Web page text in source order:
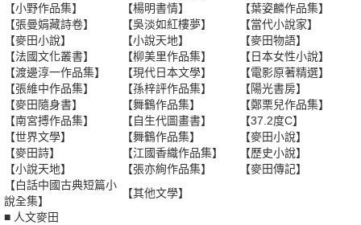
【小野作品集】
【楊明書情】
【葉姿麟作品集】
【張曼娟藏詩卷】
【吳淡如紅樓夢】
【當代小說家】
【麥田小說】
【小說天地】
【麥田物語】
【法國文化叢書】
【柳美里作品集】
【日本女性小說】
【渡邊淳一作品集】
【現代日本文學】
【電影原著精選】
【張維中作品集】
【孫梓評作品集】
【陽光書房】
【麥田隨身書】
【舞鶴作品集】
【鄭栗兒作品集】
【南宮搏作品集】
【自生代圖畫書】
【37.2度C】
【世界文學】
【舞鶴作品集】
【麥田小說】
【麥田詩】
【江國香織作品集】
【歷史小說】
【小說天地】
【張亦絢作品集】
【麥田傳記】
【白話中國古典短篇小
說全集】
【其他文學】
■ 人文麥田